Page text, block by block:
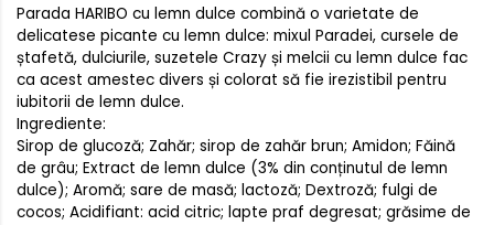
Parada HARIBO cu lemn dulce combină o varietate de
delicatese picante cu lemn dulce: mixul Paradei, cursele de
ștafetă, dulciurile, suzetele Crazy și melcii cu lemn dulce fac
ca acest amestec divers și colorat să fie irezistibil pentru
iubitorii de lemn dulce.
Ingrediente:
Sirop de glucoză; Zahăr; sirop de zahăr brun; Amidon; Făină
de grâu; Extract de lemn dulce (3% din conținutul de lemn
dulce); Aromă; sare de masă; lactoză; Dextroză; fulgi de
cocos; Acidifiant: acid citric; lapte praf degresat; grăsime de